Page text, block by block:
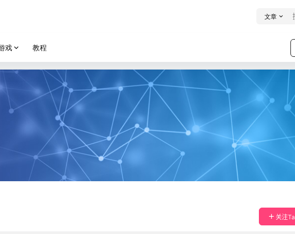
文章
戏 教程
关注Ta